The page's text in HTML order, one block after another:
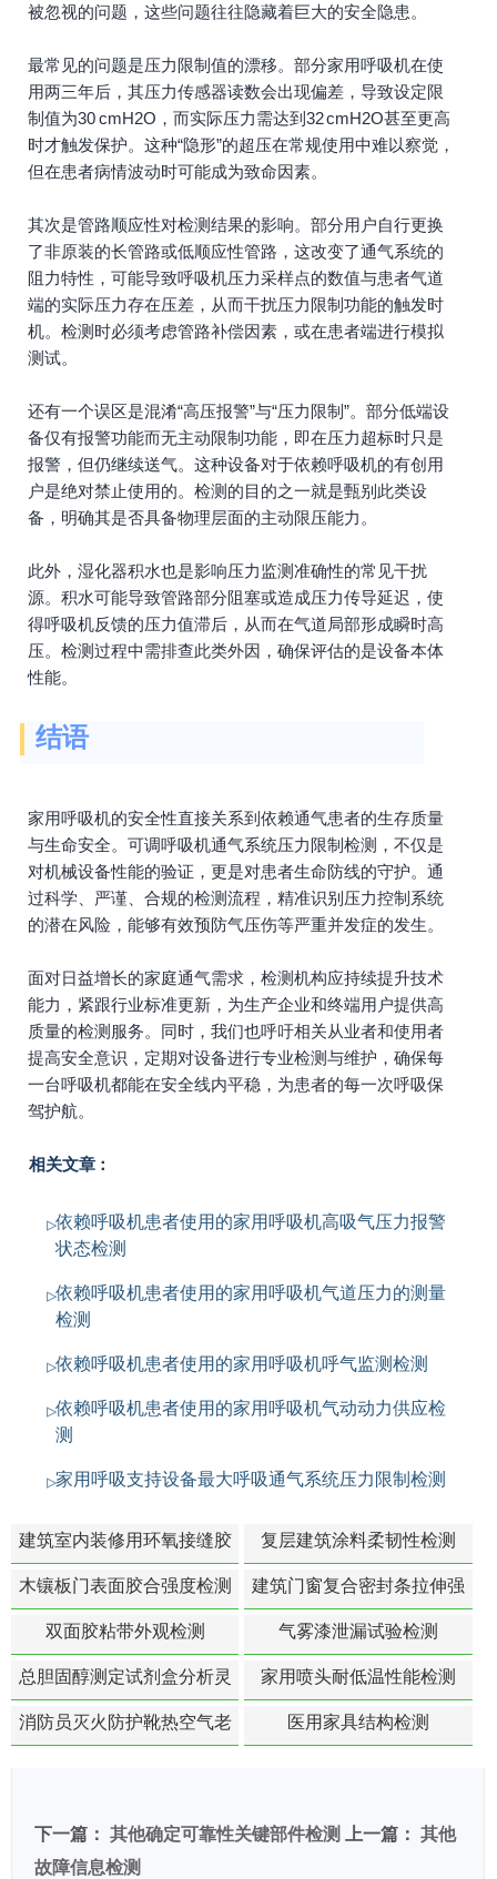
被忽视的问题，这些问题往往隐藏着巨大的安全隐患。
最常见的问题是压力限制值的漂移。部分家用呼吸机在使
用两三年后，其压力传感器读数会出现偏差，导致设定限
制值为30 cmH2O，而实际压力需达到32 cmH2O甚至更高
时才触发保护。这种“隐形”的超压在常规使用中难以察觉，
但在患者病情波动时可能成为致命因素。
其次是管路顺应性对检测结果的影响。部分用户自行更换
了非原装的长管路或低顺应性管路，这改变了通气系统的
阻力特性，可能导致呼吸机压力采样点的数值与患者气道
端的实际压力存在压差，从而干扰压力限制功能的触发时
机。检测时必须考虑管路补偿因素，或在患者端进行模拟
测试。
还有一个误区是混淆“高压报警”与“压力限制”。部分低端设
备仅有报警功能而无主动限制功能，即在压力超标时只是
报警，但仍继续送气。这种设备对于依赖呼吸机的有创用
户是绝对禁止使用的。检测的目的之一就是甄别此类设
备，明确其是否具备物理层面的主动限压能力。
此外，湿化器积水也是影响压力监测准确性的常见干扰
源。积水可能导致管路部分阻塞或造成压力传导延迟，使
得呼吸机反馈的压力值滞后，从而在气道局部形成瞬时高
压。检测过程中需排查此类外因，确保评估的是设备本体
性能。
结语
家用呼吸机的安全性直接关系到依赖通气患者的生存质量
与生命安全。可调呼吸机通气系统压力限制检测，不仅是
对机械设备性能的验证，更是对患者生命防线的守护。通
过科学、严谨、合规的检测流程，精准识别压力控制系统
的潜在风险，能够有效预防气压伤等严重并发症的发生。
面对日益增长的家庭通气需求，检测机构应持续提升技术
能力，紧跟行业标准更新，为生产企业和终端用户提供高
质量的检测服务。同时，我们也呼吁相关从业者和使用者
提高安全意识，定期对设备进行专业检测与维护，确保每
一台呼吸机都能在安全线内平稳，为患者的每一次呼吸保
驾护航。
相关文章：
依赖呼吸机患者使用的家用呼吸机高吸气压力报警
状态检测
依赖呼吸机患者使用的家用呼吸机气道压力的测量
检测
依赖呼吸机患者使用的家用呼吸机呼气监测检测
依赖呼吸机患者使用的家用呼吸机气动动力供应检
测
家用呼吸支持设备最大呼吸通气系统压力限制检测
建筑室内装修用环氧接缝胶
苯含量检测
复层建筑涂料柔韧性检测
木镶板门表面胶合强度检测
建筑门窗复合密封条拉伸强
度-硬质塑料材料检测
双面胶粘带外观检测 气雾漆泄漏试验检测
总胆固醇测定试剂盒分析灵
敏度检测
家用喷头耐低温性能检测
消防员灭火防护靴热空气老
医用家具结构检测
下一篇： 其他确定可靠性关键部件检测 上一篇： 其他
故障信息检测